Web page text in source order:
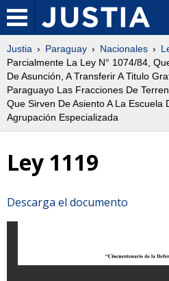
Justia Paraguay Nacionales
Parcialmente La Ley N° 1074/84,
De Asunción, A Transferir A Titulo
Paraguayo Las Fracciones De
Que Sirven De Asiento A La Escuela
Agrupación Especializada
Ley 1119
Descarga el documento